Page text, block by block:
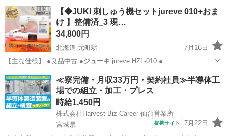
北海道 札幌市 元町駅 生活家電 HZL
【◆JUKI 刺しゅう機セットjureve 010+おま
け 】整備済_3 現…
34,800円
北海道 元町駅
7月16日
【主な仕様】 ●良品中古 ●ジューキ jureve HZL-010 ●…
北海道 札幌市 元町駅 生活家電 HZL
≪寮完備・月収33万円・契約社員≫半導体工
場での組立・加工・プレス
時給1,450円
株式会社Harvest Biz Career 仙台営業所
宮城県
提携サイト 7月22日